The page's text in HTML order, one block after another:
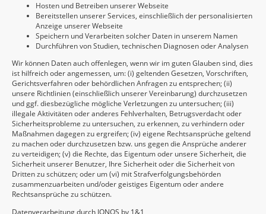
Hosten und Betreiben unserer Webseite
Bereitstellen unserer Services, einschließlich der personalisierten
Anzeige unserer Webseite
Speichern und Verarbeiten solcher Daten in unserem Namen
Durchführen von Studien, technischen Diagnosen oder Analysen
Wir können Daten auch offenlegen, wenn wir im guten Glauben sind, dies
ist hilfreich oder angemessen, um: (i) geltenden Gesetzen, Vorschriften,
Gerichtsverfahren oder behördlichen Anfragen zu entsprechen; (ii)
unsere Richtlinien (einschließlich unserer Vereinbarung) durchzusetzen
und ggf. diesbezügliche mögliche Verletzungen zu untersuchen; (iii)
illegale Aktivitäten oder anderes Fehlverhalten, Betrugsverdacht oder
Sicherheitsprobleme zu untersuchen, zu erkennen, zu verhindern oder
Maßnahmen dagegen zu ergreifen; (iv) eigene Rechtsansprüche geltend
zu machen oder durchzusetzen bzw. uns gegen die Ansprüche anderer
zu verteidigen; (v) die Rechte, das Eigentum oder unsere Sicherheit, die
Sicherheit unserer Benutzer, Ihre Sicherheit oder die Sicherheit von
Dritten zu schützen; oder um (vi) mit Strafverfolgungsbehörden
zusammenzuarbeiten und/oder geistiges Eigentum oder andere
Rechtsansprüche zu schützen.
Datenverarbeitung durch IONOS by 1&1